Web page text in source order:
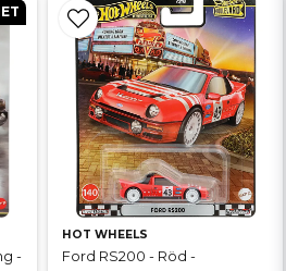
-
HOT WHEELS
Ford RS200 - Röd -